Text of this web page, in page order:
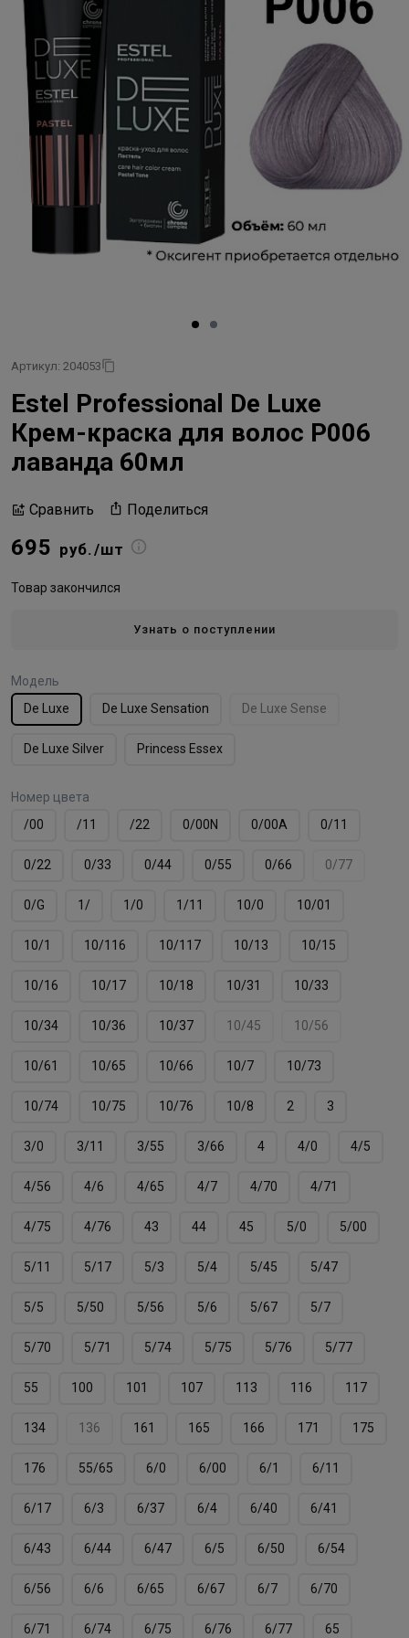
Артикул: 204053
Estel Professional De Luxe
Крем-краска для волос Р006
лаванда 60мл
Сравнить Поделиться
695 руб./шт
Товар закончился
Узнать о поступлении
Модель
De Luxe
De Luxe Sensation De Luxe Sense
De Luxe Silver Princess Essex
Номер цвета
/00
/11 /22 0/00N 0/00А 0/11
0/22 0/33 0/44 0/55 0/66 0/77
0/G 1/ 1/0 1/11 10/0 10/01
10/1 10/116 10/117 10/13 10/15
10/16 10/17 10/18 10/31 10/33
10/34 10/36 10/37 10/45 10/56
10/61 10/65 10/66 10/7 10/73
10/74 10/75 10/76 10/8 2 3
3/0 3/11 3/55 3/66 4 4/0 4/5
4/56 4/6 4/65 4/7 4/70 4/71
4/75 4/76 43 44 45 5/0 5/00
5/11 5/17 5/3 5/4 5/45 5/47
5/5 5/50 5/56 5/6 5/67 5/7
5/70 5/71 5/74 5/75 5/76 5/77
55 100 101 107 113 116 117
134 136 161 165 166 171 175
176 55/65 6/0 6/00 6/1 6/11
6/17 6/3 6/37 6/4 6/40 6/41
6/43 6/44 6/47 6/5 6/50 6/54
6/56 6/6 6/65 6/67 6/7 6/70
6/71 6/74 6/75 6/76 6/77 65